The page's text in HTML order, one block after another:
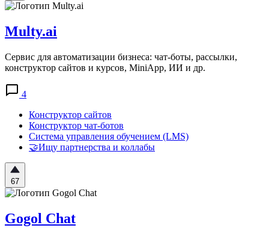
Multy.ai
Сервис для автоматизации бизнеса: чат-боты, рассылки,
конструктор сайтов и курсов, MiniApp, ИИ и др.
4
Конструктор сайтов
Конструктор чат-ботов
Система управления обучением (LMS)
🤝Ищу партнерства и коллабы
67
Gogol Chat